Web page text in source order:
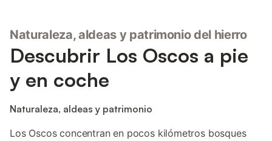
Naturaleza, aldeas y patrimonio del hierro
Descubrir Los Oscos a pie
y en coche
Naturaleza, aldeas y patrimonio
Los Oscos concentran en pocos kilómetros bosques